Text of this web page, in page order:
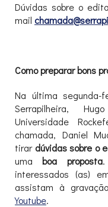
Dúvidas sobre o
mail
Como preparar bons
Na última segunda-
Serrapilheira,
Universidade
chamada, Daniel
tirardúvidas sobre o
uma boa proposta.
interessados (as)
assistam à
Youtube.